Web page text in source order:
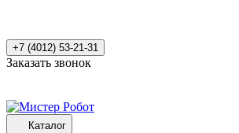
+7 (4012) 53-21-31
Заказать звонок
Каталог